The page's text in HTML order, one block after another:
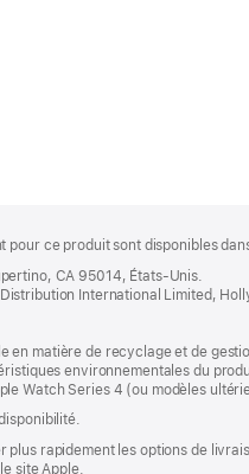
ce produit sont disponibles
CA 95014, États-Unis.
International Limited,
en matière de recyclage et de
environnementales du
Watch Series 4 (ou modèles
rapidement les options de
site Apple.